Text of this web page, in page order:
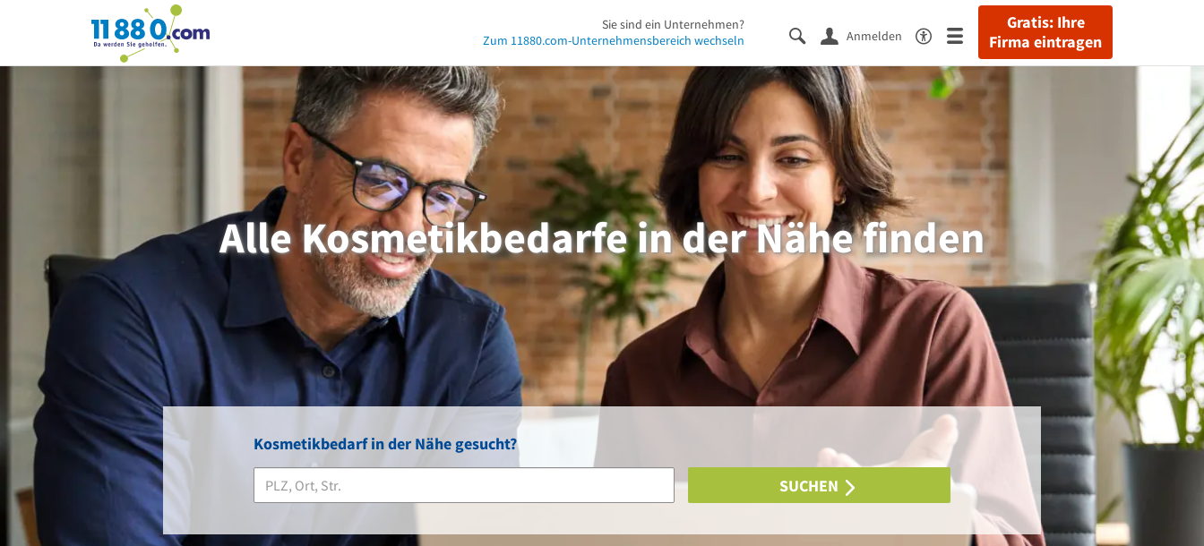
11880.com
Gratis: Ihre
Firma eintragen
Anmelden
Sie sind ein Unternehmen?
Zum 11880.com-Unternehmensbereich wechseln
Kosmetikbedarf in der Nähe gesucht?
SUCHEN
Alle Kosmetikbedarfe in der Nähe finden